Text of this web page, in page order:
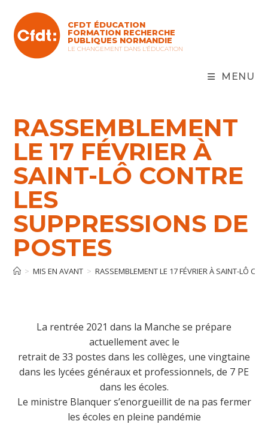
content
CFDT ÉDUCATION
FORMATION RECHERCHE
PUBLIQUES NORMANDIE
LE CHANGEMENT DANS L'ÉDUCATION
MENU
RASSEMBLEMENT
LE 17 FÉVRIER À
SAINT-LÔ CONTRE
LES
SUPPRESSIONS DE
POSTES
> MIS EN AVANT > RASSEMBLEMENT LE 17 FÉVRIER À SAINT-LÔ
La rentrée 2021 dans la Manche se prépare
actuellement avec le
retrait de 33 postes dans les collèges, une vingtaine
dans les lycées généraux et professionnels, de 7 PE
dans les écoles.
Le ministre Blanquer s’enorgueillit de na pas fermer
les écoles en pleine pandémie